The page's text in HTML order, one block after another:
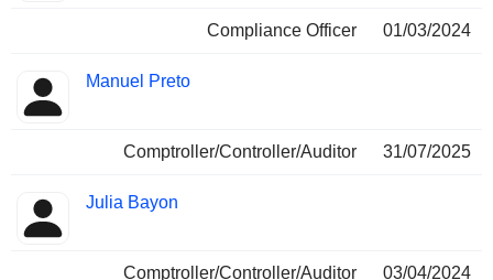
Compliance Officer 01/03/2024
Manuel Preto
Comptroller/Controller/Auditor 31/07/2025
Julia Bayon
Comptroller/Controller/Auditor 03/04/2024